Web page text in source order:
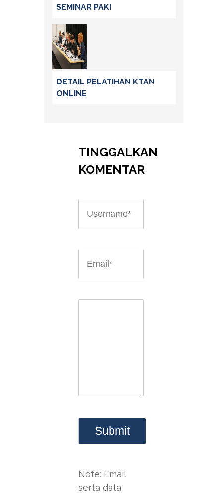
SEMINAR PAKI
DETAIL PELATIHAN KTAN
ONLINE
TINGGALKAN
KOMENTAR
Note: Email
serta data